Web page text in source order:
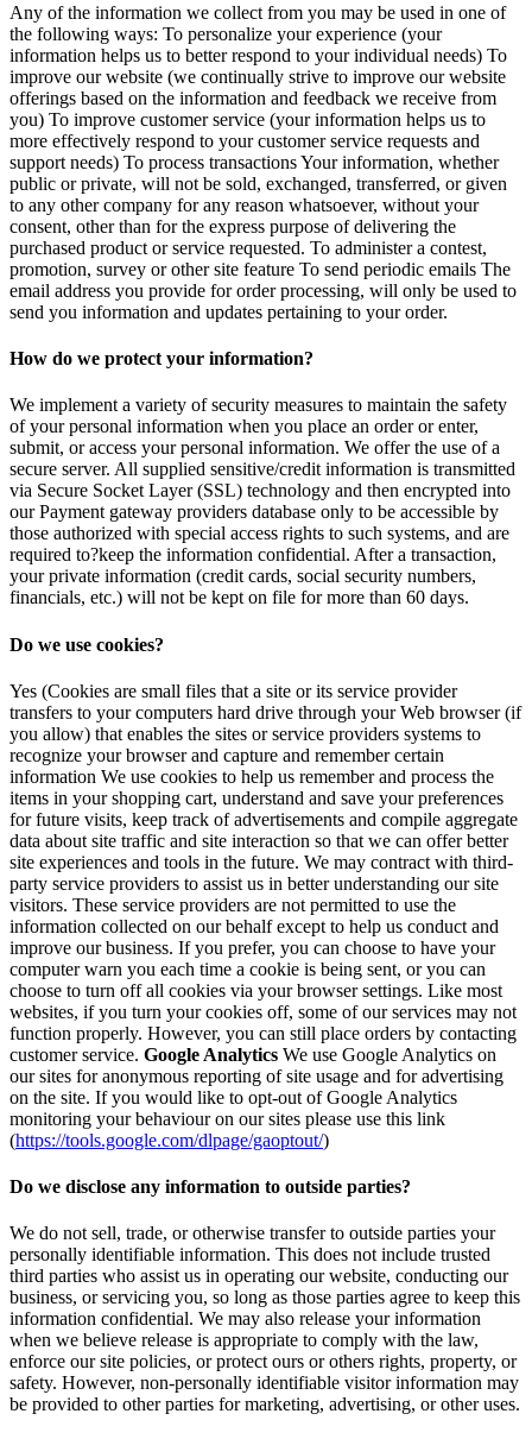
Any of the information we collect from you may be used in one of
the following ways: To personalize your experience (your
information helps us to better respond to your individual needs) To
improve our website (we continually strive to improve our website
offerings based on the information and feedback we receive from
you) To improve customer service (your information helps us to
more effectively respond to your customer service requests and
support needs) To process transactions Your information, whether
public or private, will not be sold, exchanged, transferred, or given
to any other company for any reason whatsoever, without your
consent, other than for the express purpose of delivering the
purchased product or service requested. To administer a contest,
promotion, survey or other site feature To send periodic emails The
email address you provide for order processing, will only be used to
send you information and updates pertaining to your order.
How do we protect your information?
We implement a variety of security measures to maintain the safety
of your personal information when you place an order or enter,
submit, or access your personal information. We offer the use of a
secure server. All supplied sensitive/credit information is transmitted
via Secure Socket Layer (SSL) technology and then encrypted into
our Payment gateway providers database only to be accessible by
those authorized with special access rights to such systems, and are
required to?keep the information confidential. After a transaction,
your private information (credit cards, social security numbers,
financials, etc.) will not be kept on file for more than 60 days.
Do we use cookies?
Yes (Cookies are small files that a site or its service provider
transfers to your computers hard drive through your Web browser (if
you allow) that enables the sites or service providers systems to
recognize your browser and capture and remember certain
information We use cookies to help us remember and process the
items in your shopping cart, understand and save your preferences
for future visits, keep track of advertisements and compile aggregate
data about site traffic and site interaction so that we can offer better
site experiences and tools in the future. We may contract with third-
party service providers to assist us in better understanding our site
visitors. These service providers are not permitted to use the
information collected on our behalf except to help us conduct and
improve our business. If you prefer, you can choose to have your
computer warn you each time a cookie is being sent, or you can
choose to turn off all cookies via your browser settings. Like most
websites, if you turn your cookies off, some of our services may not
function properly. However, you can still place orders by contacting
customer service. Google Analytics We use Google Analytics on
our sites for anonymous reporting of site usage and for advertising
on the site. If you would like to opt-out of Google Analytics
monitoring your behaviour on our sites please use this link
(https://tools.google.com/dlpage/gaoptout/)
Do we disclose any information to outside parties?
We do not sell, trade, or otherwise transfer to outside parties your
personally identifiable information. This does not include trusted
third parties who assist us in operating our website, conducting our
business, or servicing you, so long as those parties agree to keep this
information confidential. We may also release your information
when we believe release is appropriate to comply with the law,
enforce our site policies, or protect ours or others rights, property, or
safety. However, non-personally identifiable visitor information may
be provided to other parties for marketing, advertising, or other uses.